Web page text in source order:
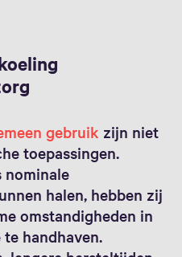
gebruik zijn niet
toepassingen.
nominale
halen, hebben zij
omstandigheden in
handhaven.